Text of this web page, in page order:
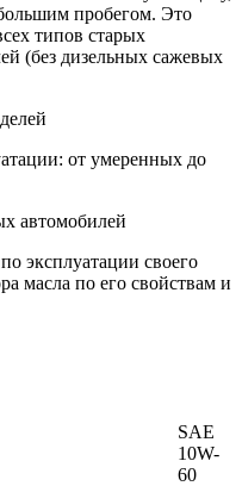
пробегом. Это
типов старых
(без дизельных сажевых
от умеренных до
автомобилей
эксплуатации своего
масла по его свойствам и
SAE
10W-
60